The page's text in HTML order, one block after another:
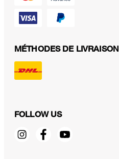
MÉTHODES DE LIVRAISON
FOLLOW US